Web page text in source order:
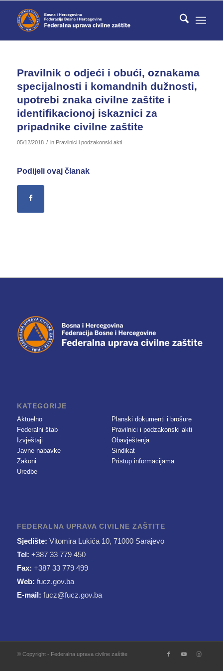
Pravilnik o odjeći i obući, oznakama
specijalnosti i komandnih dužnosti,
upotrebi znaka civilne zaštite i
identifikacionoj iskaznici za
pripadnike civilne zaštite
05/12/2018 / in Pravilnici i podzakonski akti
Podijeli ovaj članak
KATEGORIJE
Aktuelno
Federalni štab
Izvještaji
Javne nabavke
Zakoni
Uredbe
Planski dokumenti i brošure
Pravilnici i podzakonski akti
Obavještenja
Sindikat
Pristup informacijama
FEDERALNA UPRAVA CIVILNE ZAŠTITE
Sjedište: Vitomira Lukića 10, 71000 Sarajevo
Tel: +387 33 779 450
Fax: +387 33 779 499
Web: fucz.gov.ba
E-mail: fucz@fucz.gov.ba
© Copyright - Federalna uprava civilne zaštite